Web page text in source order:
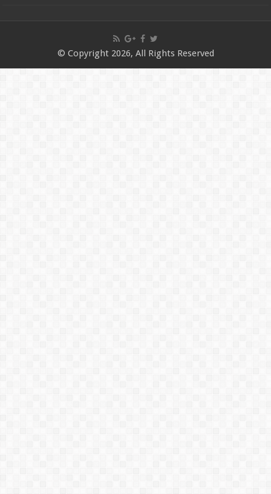
© Copyright 2026, All Rights Reserved